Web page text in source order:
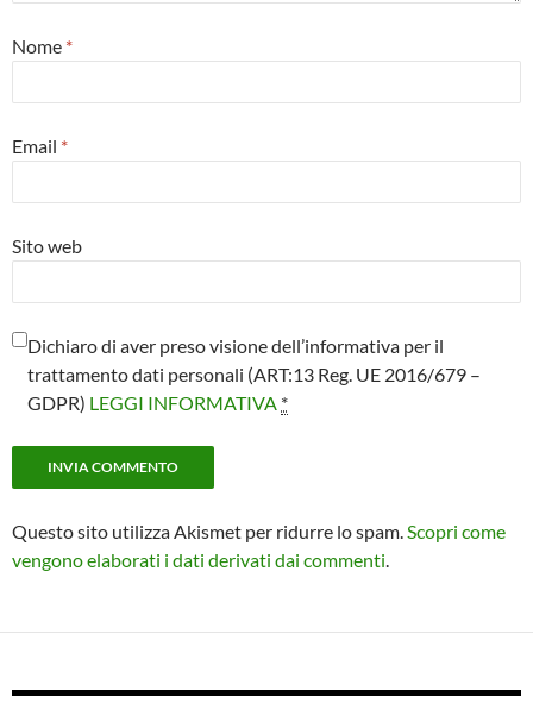
Nome *
Email *
Sito web
Dichiaro di aver preso visione dell’informativa per il
trattamento dati personali (ART:13 Reg. UE 2016/679 –
GDPR) LEGGI INFORMATIVA *
Questo sito utilizza Akismet per ridurre lo spam.Scopri come
vengono elaborati i dati derivati dai commenti.